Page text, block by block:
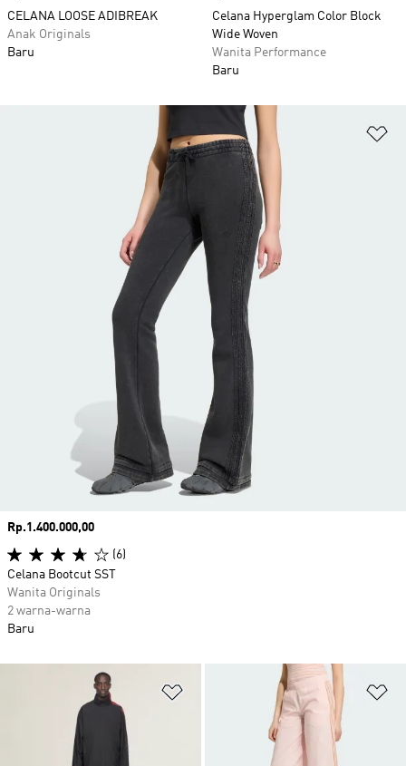
CELANA LOOSE ADIBREAK
Anak Originals
Baru
Celana Hyperglam Color Block
Wide Woven
Wanita Performance
Baru
Tambahkan ke Wishlist
Harga
Rp.1.400.000,00
(6)
Celana Bootcut SST
Wanita Originals
2 warna-warna
Baru